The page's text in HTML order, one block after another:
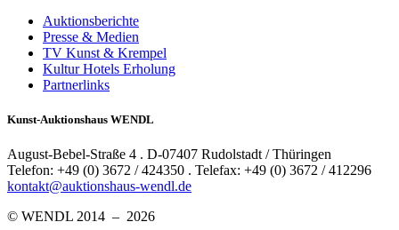
Auktionsberichte
Presse & Medien
TV Kunst & Krempel
Kultur Hotels Erholung
Partnerlinks
Kunst-Auktionshaus WENDL
August-Bebel-Straße 4 . D-07407 Rudolstadt / Thüringen
Telefon: +49 (0) 3672 / 424350 . Telefax: +49 (0) 3672 / 412296
kontakt@auktionshaus-wendl.de
© WENDL 2014 – 2026